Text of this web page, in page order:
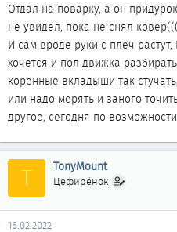
Отдал на поварку, а он
не увидел, пока не снял
И сам вроде руки с плеч
хочется и пол движка
коренные вкладыши так
или надо мерять и заного
другое, сегодня по
T TonyMount
Цефирёнок
16.02.2022